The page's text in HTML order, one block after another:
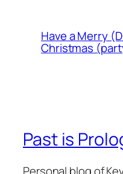
Have a Merry
Christmas
Past is
Personal blog of